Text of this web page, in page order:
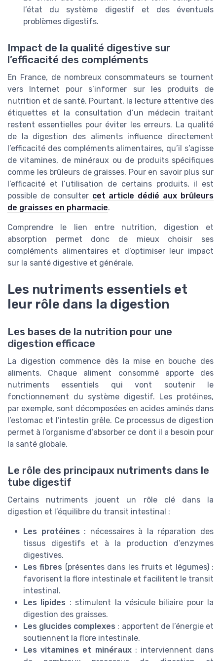
l’état du système digestif et des éventuels
problèmes digestifs.
Impact de la qualité digestive sur
l’efficacité des compléments
En France, de nombreux consommateurs se tournent
vers Internet pour s’informer sur les produits de
nutrition et de santé. Pourtant, la lecture attentive des
étiquettes et la consultation d’un médecin traitant
restent essentielles pour éviter les erreurs. La qualité
de la digestion des aliments influence directement
l’efficacité des compléments alimentaires, qu’il s’agisse
de vitamines, de minéraux ou de produits spécifiques
comme les brûleurs de graisses. Pour en savoir plus sur
l’efficacité et l’utilisation de certains produits, il est
possible de consulter cet article dédié aux brûleurs
de graisses en pharmacie.
Comprendre le lien entre nutrition, digestion et
absorption permet donc de mieux choisir ses
compléments alimentaires et d’optimiser leur impact
sur la santé digestive et générale.
Les nutriments essentiels et
leur rôle dans la digestion
Les bases de la nutrition pour une
digestion efficace
La digestion commence dès la mise en bouche des
aliments. Chaque aliment consommé apporte des
nutriments essentiels qui vont soutenir le
fonctionnement du système digestif. Les protéines,
par exemple, sont décomposées en acides aminés dans
l’estomac et l’intestin grêle. Ce processus de digestion
permet à l’organisme d’absorber ce dont il a besoin pour
la santé globale.
Le rôle des principaux nutriments dans le
tube digestif
Certains nutriments jouent un rôle clé dans la
digestion et l’équilibre du transit intestinal :
Les protéines : nécessaires à la réparation des
tissus digestifs et à la production d’enzymes
digestives.
Les fibres (présentes dans les fruits et légumes) :
favorisent la flore intestinale et facilitent le transit
intestinal.
Les lipides : stimulent la vésicule biliaire pour la
digestion des graisses.
Les glucides complexes : apportent de l’énergie et
soutiennent la flore intestinale.
Les vitamines et minéraux: interviennent dans